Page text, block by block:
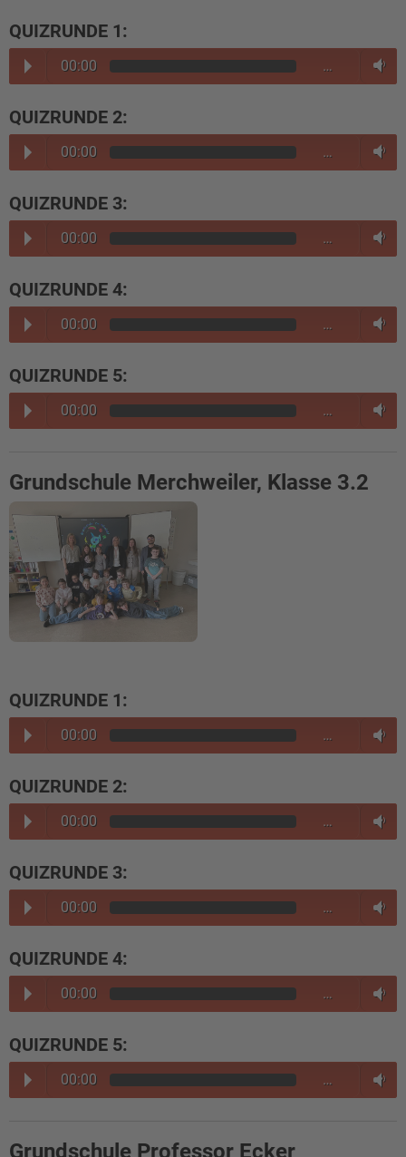
QUIZRUNDE 1:
00:00 …
QUIZRUNDE 2:
00:00 …
QUIZRUNDE 3:
00:00 …
QUIZRUNDE 4:
00:00 …
QUIZRUNDE 5:
00:00 …
Grundschule Merchweiler, Klasse 3.2
QUIZRUNDE 1:
00:00 …
QUIZRUNDE 2:
00:00 …
QUIZRUNDE 3:
00:00 …
QUIZRUNDE 4:
00:00 …
QUIZRUNDE 5:
00:00 …